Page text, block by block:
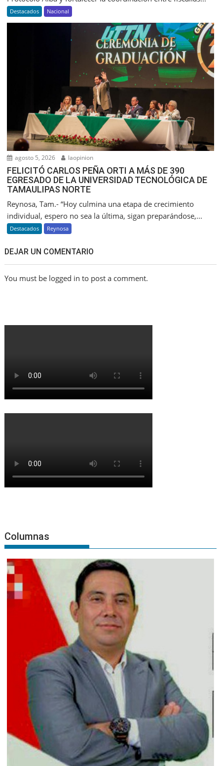
Destacados Nacional
agosto 5, 2026 laopinion
FELICITÓ CARLOS PEÑA ORTI A MÁS DE 390
EGRESADO DE LA UNIVERSIDAD TECNOLÓGICA DE
TAMAULIPAS NORTE
Reynosa, Tam.- “Hoy culmina una etapa de crecimiento
individual, espero no sea la última, sigan preparándose,...
Destacados Reynosa
DEJAR UN COMENTARIO
You must be logged in to post a comment.
Columnas